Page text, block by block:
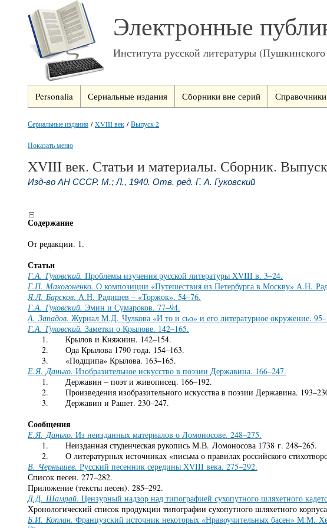
Электронные
Института русской литературы
Personalia Сериальные издания Сборники вне серий Справочники
Сериальные издания /XVIII век /Выпуск 2
Показать меню
XVIII век. Статьи и материалы. Сборник.
Изд-во АН СССР. М.; Л., 1940. Отв. ред. Г. А. Гуковский
Содержание
От редакции. 1.
Статьи
Г.А. Гуковский. Проблемы изучения русской литературы XVIII в. 3–24.
Г.П. Макогоненко. О композиции «Путешествия из Петербурга в Москву» А.Н.
Я.Л. Барсков. А.Н. Радищев – «Торжок». 54–76.
Г.А. Гуковский. Эмин и Сумароков. 77–94.
А. Западов. Журнал М.Д. Чулкова «И то и сьо» и его литературное окружение.
Г.А. Гуковский. Заметки о Крылове. 142–165.
1. Крылов и Княжнин. 142–154.
2. Ода Крылова 1790 года. 154–163.
3. «Подщипа» Крылова. 163–165.
Е.Я. Данько. Изобразительное искусство в поэзии Державина. 166–247.
1. Державин – поэт и живописец. 166–192.
2. Произведения изобразительного искусства в поэзии Державина.
3. Державин и Рашет. 230–247.
Сообщения
Е.Я. Данько. Из неизданных материалов о Ломоносове. 248–275.
1. Неизданная студенческая рукопись М.В. Ломоносова 1738 г. 248–265.
2. О литературных источниках «письма о правилах российского
В. Чернышев. Русский песенник середины XVIII века. 275–292.
Список песен. 277–282.
Приложение (тексты песен). 285–292.
Д.Д. Шамрай. Цензурный надзор над типографией сухопутного шляхетного
Хронологический список продукции типографии сухопутного шляхетного
Б.И. Коплан. Французский источник некоторых «Нравоучительных басен» М.М.